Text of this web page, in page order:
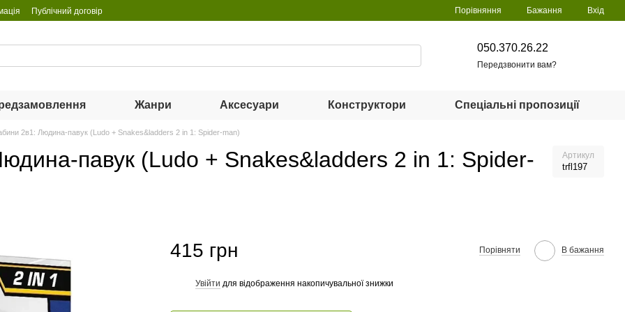
Публічний договір Порівняння Бажання Вхід
050.370.26.22
Передзвонити вам?
Жанри Аксесуари Конструктори Спеціальні пропозиції
2в1: Людина-павук (Ludo + Snakes&ladders 2 in 1: Spider-man)
павук (Ludo + Snakes&ladders 2 in 1: Spider-
Артикул
trfl197
415 грн Порівняти В бажання
Увійти для відображення накопичувальної знижки